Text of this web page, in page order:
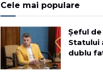
Cele mai populare
Șeful
Statului
dublu